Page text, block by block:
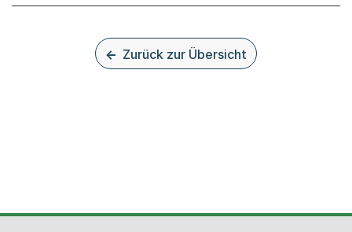
Zurück zur Übersicht